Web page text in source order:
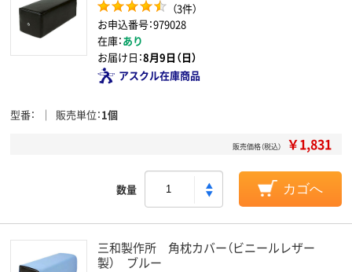
（3件）
お申込番号：979028
在庫：あり
お届け日：8月9日（日）
アスクル在庫商品
型番 販売単位 1個
販売価格（税込） ￥1,831
数量 カゴへ
三和製作所 角枕カバー（ビニールレザー
製） ブルー